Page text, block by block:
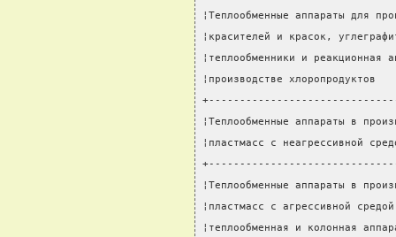
¦Теплообменные аппараты
¦красителей и красок,
¦теплообменники и
¦производстве
¦Теплообменные аппараты
¦пластмасс с
¦Теплообменные аппараты
¦пластмасс с
¦теплообменная и